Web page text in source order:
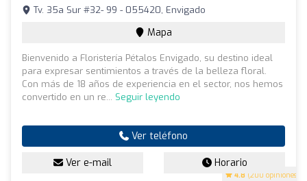
4.8 (200 opiniones)
Tv. 35a Sur #32- 99 - 055420, Envigado
Mapa
Bienvenido a Floristería Pétalos Envigado, su destino ideal
para expresar sentimientos a través de la belleza floral.
Con más de 18 años de experiencia en el sector, nos hemos
convertido en un re... Seguir leyendo
Ver teléfono
Ver e-mail Horario